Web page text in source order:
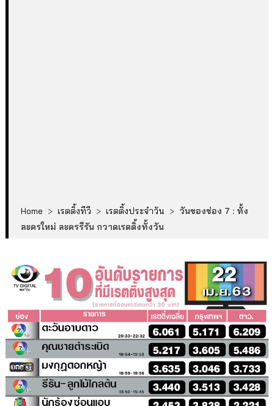
Home > เรตติ้งทีวี > เรตติ้งประจำวัน > วันของช่อง 7 : ทั้ง
ละครใหม่ ละครรีรัน กวาดเรตติ้งทั้งวัน